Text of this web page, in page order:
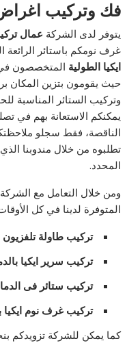
فك وتركيب اغراض
يتوفر لدى الشركة عمال
غرف نومكم باستائر
ايكيا الطولية المتخصصون
حيث يقومون بتزين المكان
وتركيب الستائر المناسبة
يمكنكم الاستعانة بهم في
الناقصة، فقط سجلو
تطلبوه من خلال مندوبنا
المحدد.
ومن خلال التعامل مع
المتوفرة لدينا في كل
تركيب طاولة تلفزيون
تركيب سرير ايكيا
تركيب ستائر فى
تركيب غرف نوم ايكيا
كما يمكن للشركة تزويدكم